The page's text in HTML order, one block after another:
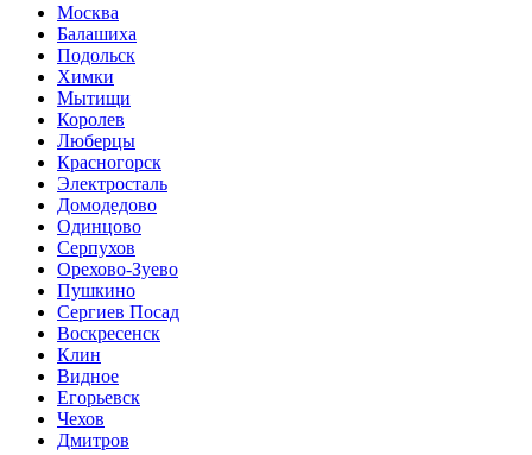
Москва
Балашиха
Подольск
Химки
Мытищи
Королев
Люберцы
Красногорск
Электросталь
Домодедово
Одинцово
Серпухов
Орехово-Зуево
Пушкино
Сергиев Посад
Воскресенск
Клин
Видное
Егорьевск
Чехов
Дмитров